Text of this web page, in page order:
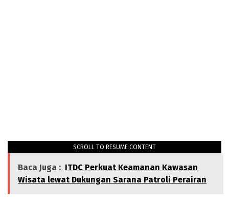
SCROLL TO RESUME CONTENT
Baca Juga : ITDC Perkuat Keamanan Kawasan
Wisata lewat Dukungan Sarana Patroli Perairan